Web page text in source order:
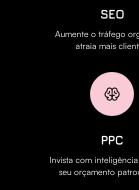
SEO
Aumente o tráfego
atraia mais
PPC
Invista com
seu orçamento